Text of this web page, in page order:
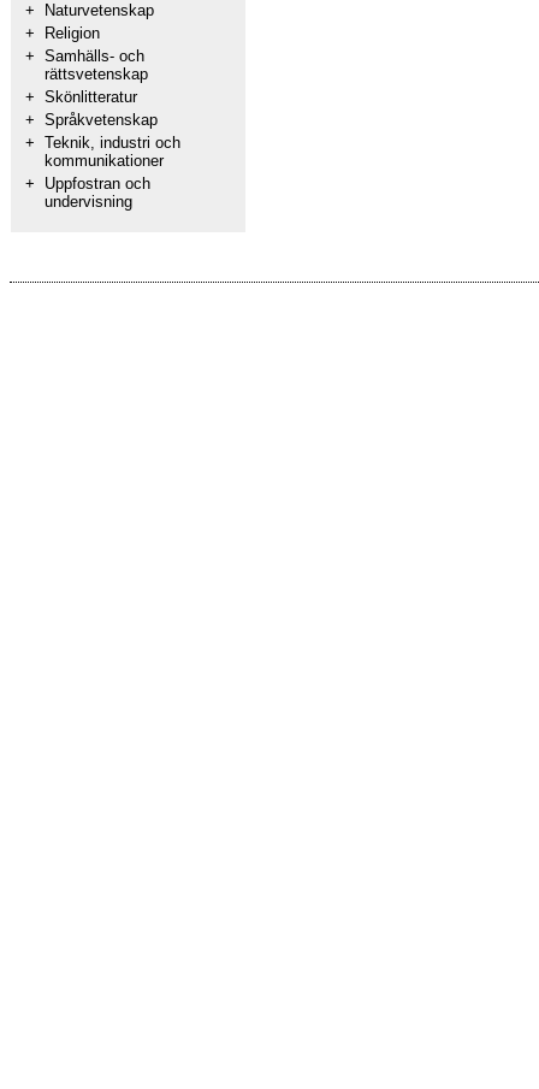
+
Naturvetenskap
+
Religion
+ Samhälls- och
rättsvetenskap
+ Skönlitteratur
+ Språkvetenskap
+ Teknik, industri och
kommunikationer
+
Uppfostran och
undervisning